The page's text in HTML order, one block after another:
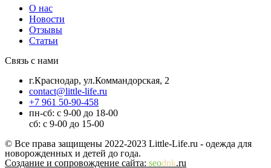
О нас
Новости
Отзывы
Статьи
Связь с нами
г.Краснодар, ул.Коммандорская, 2
contact@little-life.ru
+7 961 50-90-458
пн-сб: с 9-00 до 18-00
сб: с 9-00 до 15-00
© Все права защищены 2022-2023 Little-Life.ru - одежда для
новорожденных и детей до года.
Создание и сопровождение сайта: seodnk.ru